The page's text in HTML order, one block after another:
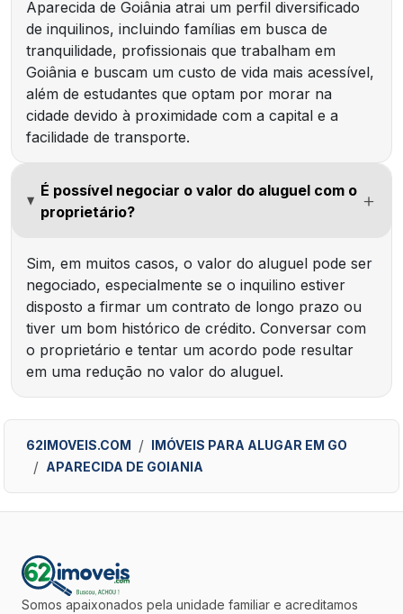
Aparecida de Goiânia atrai um perfil diversificado
de inquilinos, incluindo famílias em busca de
tranquilidade, profissionais que trabalham em
Goiânia e buscam um custo de vida mais acessível,
além de estudantes que optam por morar na
cidade devido à proximidade com a capital e a
facilidade de transporte.
É possível negociar o valor do aluguel com o
proprietário?
Sim, em muitos casos, o valor do aluguel pode ser
negociado, especialmente se o inquilino estiver
disposto a firmar um contrato de longo prazo ou
tiver um bom histórico de crédito. Conversar com
o proprietário e tentar um acordo pode resultar
em uma redução no valor do aluguel.
62IMOVEIS.COM
IMÓVEIS PARA ALUGAR EM GO
APARECIDA DE GOIANIA
Somos apaixonados pela unidade familiar e acreditamos